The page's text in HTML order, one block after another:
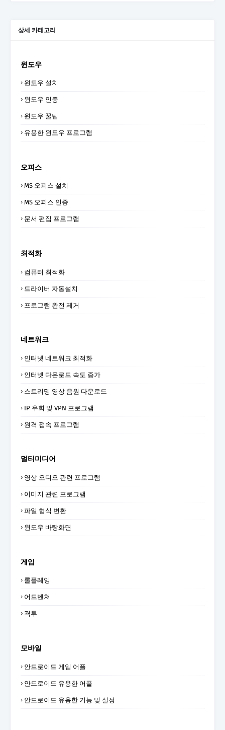
상세 카테고리
윈도우
윈도우 설치
윈도우 인증
윈도우 꿀팁
유용한 윈도우 프로그램
오피스
MS 오피스 설치
MS 오피스 인증
문서 편집 프로그램
최적화
컴퓨터 최적화
드라이버 자동설치
프로그램 완전 제거
네트워크
인터넷 네트워크 최적화
인터넷 다운로드 속도 증가
스트리밍 영상 음원 다운로드
IP 우회 및 VPN 프로그램
원격 접속 프로그램
멀티미디어
영상 오디오 관련 프로그램
이미지 관련 프로그램
파일 형식 변환
윈도우 바탕화면
게임
롤플레잉
어드벤쳐
격투
모바일
안드로이드 게임 어플
안드로이드 유용한 어플
안드로이드 유용한 기능 및 설정